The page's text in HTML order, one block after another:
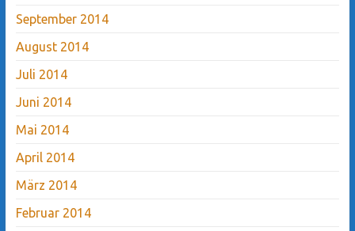
September 2014
August 2014
Juli 2014
Juni 2014
Mai 2014
April 2014
März 2014
Februar 2014